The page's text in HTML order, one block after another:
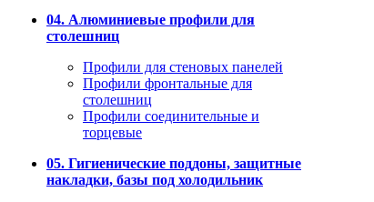
04. Алюминиевые профили для
столешниц
Профили для стеновых панелей
Профили фронтальные для
столешниц
Профили соединительные и
торцевые
05. Гигиенические поддоны, защитные
накладки, базы под холодильник